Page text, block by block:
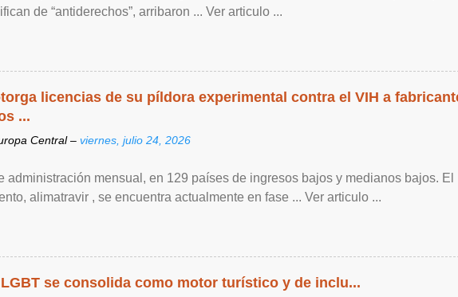
de “antiderechos”, arribaron ... Ver articulo ...
licencias de su píldora experimental contra el VIH a
...
Central – viernes, julio 24, 2026
‌administración mensual, en 129 países de ingresos bajos y medianos bajos. El
alimatravir , se encuentra actualmente en fase ... Ver articulo ...
se consolida como motor turístico y de inclu...